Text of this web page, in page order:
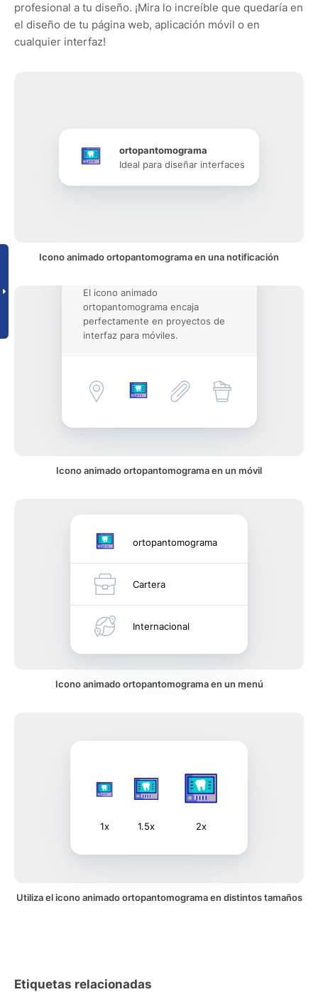
profesional a tu diseño. ¡Mira lo increíble que quedaría en
el diseño de tu página web, aplicación móvil o en
cualquier interfaz!
ortopantomograma
Ideal para diseñar interfaces
Icono animado ortopantomograma en una notificación
El icono animado
ortopantomograma encaja
perfectamente en proyectos de
interfaz para móviles.
Icono animado ortopantomograma en un móvil
ortopantomograma
Cartera
Internacional
Icono animado ortopantomograma en un menú
1x 1.5x 2x
Utiliza el icono animado ortopantomograma en distintos tamaños
Etiquetas relacionadas